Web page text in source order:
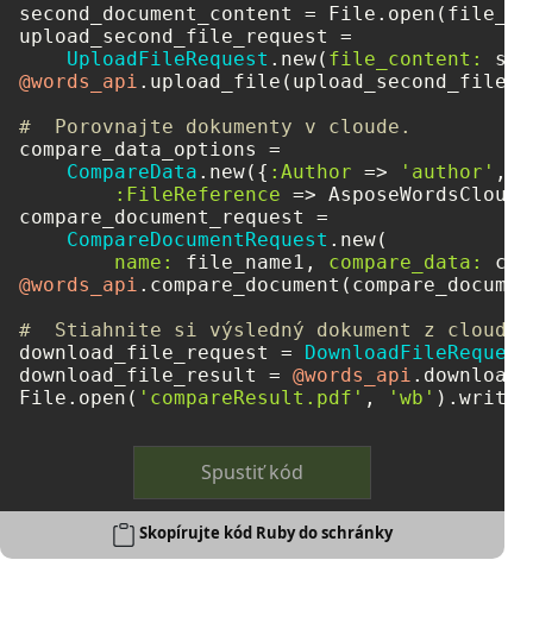
second_document_content =
upload_second_file_request =
UploadFileRequest .new( file_content:
@words_api
#  Porovnajte dokumenty v cloude.
compare_data_options =
CompareData .new({ :Author => 'author' ,
:FileReference =>
compare_document_request =
CompareDocumentRequest .new(
name:
file_name1, compare_data:
@words_api
#  Stiahnite si výsledný dokument z
download_file_request = DownloadFileRequest
download_file_result = @words_api
File.open( 'compareResult.pdf' , 'wb'
Spustiť kód
Skopírujte kód Ruby do schránky